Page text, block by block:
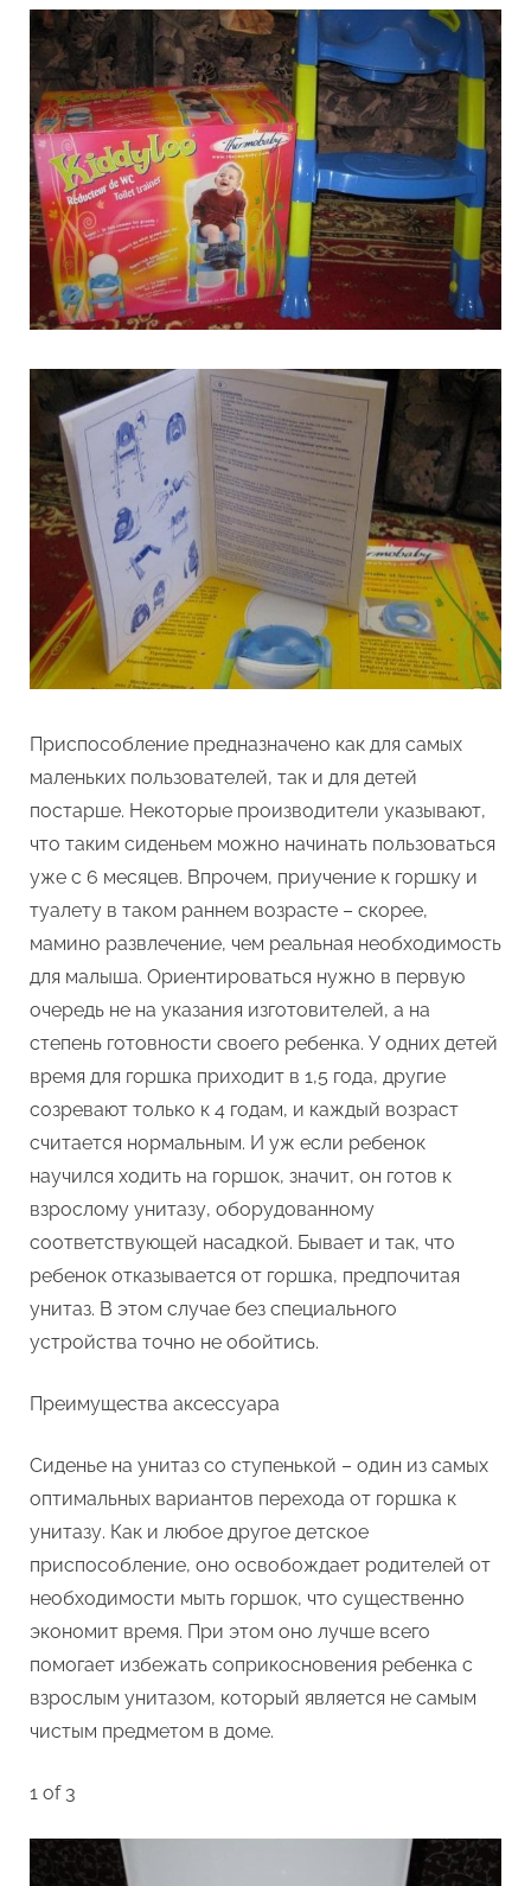
Приспособление предназначено как для самых
маленьких пользователей, так и для детей
постарше. Некоторые производители указывают,
что таким сиденьем можно начинать пользоваться
уже с 6 месяцев. Впрочем, приучение к горшку и
туалету в таком раннем возрасте – скорее,
мамино развлечение, чем реальная необходимость
для малыша. Ориентироваться нужно в первую
очередь не на указания изготовителей, а на
степень готовности своего ребенка. У одних детей
время для горшка приходит в 1,5 года, другие
созревают только к 4 годам, и каждый возраст
считается нормальным. И уж если ребенок
научился ходить на горшок, значит, он готов к
взрослому унитазу, оборудованному
соответствующей насадкой. Бывает и так, что
ребенок отказывается от горшка, предпочитая
унитаз. В этом случае без специального
устройства точно не обойтись.
Преимущества аксессуара
Сиденье на унитаз со ступенькой – один из самых
оптимальных вариантов перехода от горшка к
унитазу. Как и любое другое детское
приспособление, оно освобождает родителей от
необходимости мыть горшок, что существенно
экономит время. При этом оно лучше всего
помогает избежать соприкосновения ребенка с
взрослым унитазом, который является не самым
чистым предметом в доме.
1 of 3